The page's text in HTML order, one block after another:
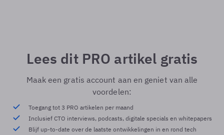
Lees dit PRO artikel gratis
Maak een gratis account aan en geniet van alle
voordelen:
Toegang tot 3 PRO artikelen per maand
Inclusief CTO interviews, podcasts, digitale specials en whitepapers
Blijf up-to-date over de laatste ontwikkelingen in en rond tech